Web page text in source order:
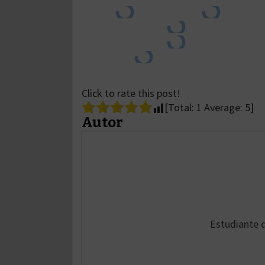
Click to rate this post!
[Total: 1 Average: 5]
Autor
Estudiante